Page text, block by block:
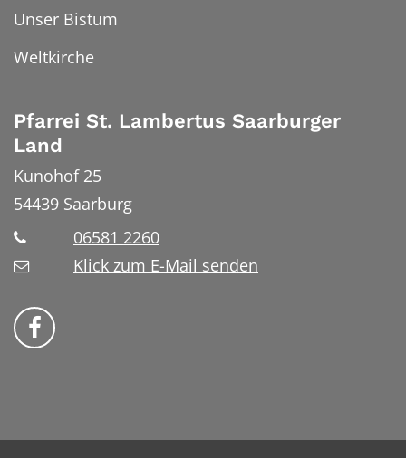
Unser Bistum
Weltkirche
Pfarrei St. Lambertus Saarburger
Land
Kunohof 25
54439 Saarburg
06581 2260
Klick zum E-Mail senden
Bistum Trier auf Facebook